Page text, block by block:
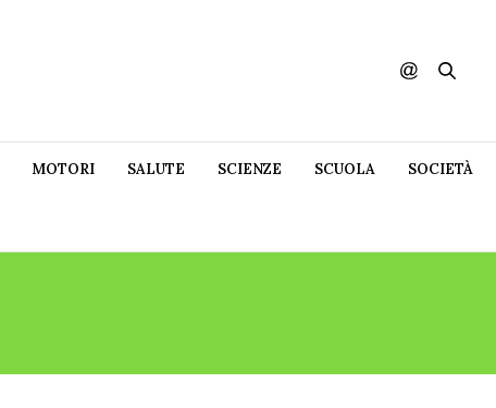
MOTORI SALUTE SCIENZE SCUOLA SOCIETÀ